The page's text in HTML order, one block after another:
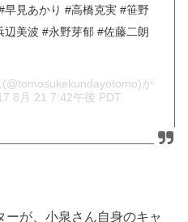
見あかり #高橋克実 #笹野
美波 #永野芽郁 #佐藤二朗
が
8月 21 7:42午後 PDT
ーが、小泉さん自身のキャ